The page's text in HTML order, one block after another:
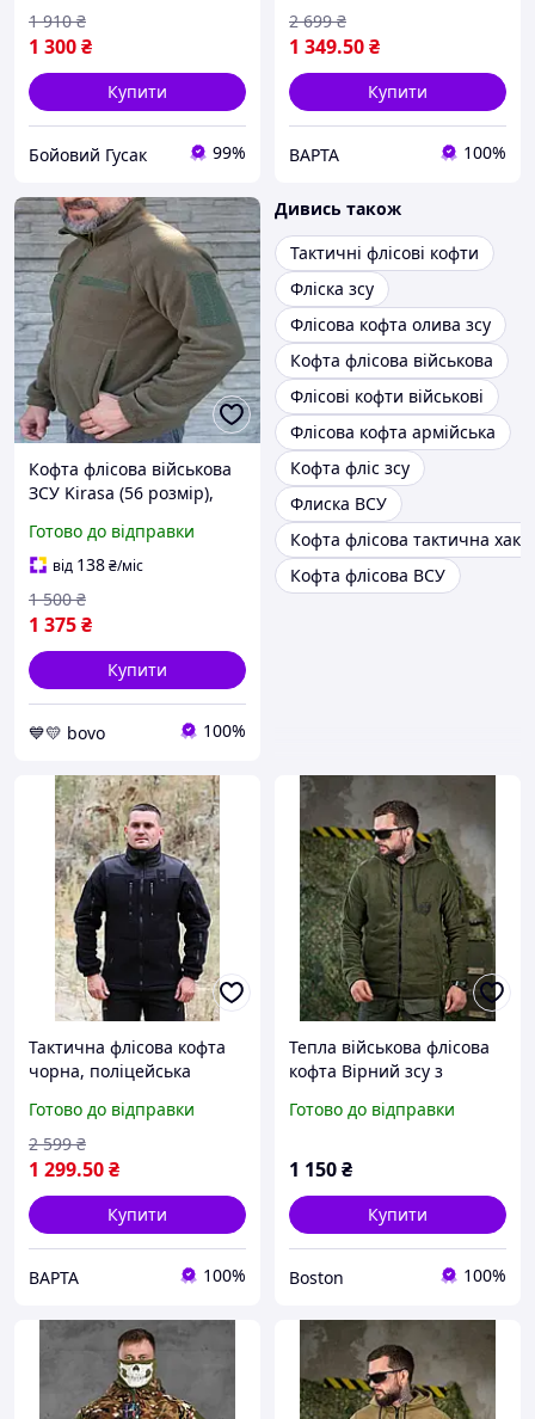
1 300₴
1 910 ₴
Купити
Бойовий Гусак 99%
1 349.50₴
2 699 ₴
Купити
ВАРТА 100%
Кофта флісова військова
ЗСУ Kirasa (56 розмір),
хакі, кофта фліс
армейська
Готово до відправки
від 138₴/міс
1 375₴
1 500 ₴
Купити
💙💛 bovo 100%
Дивись також
Тактичні флісові кофти
Фліска зсу
Флісова кофта олива зсу
Кофта флісова військова
Флісові кофти військові
Флісова кофта армійська
Кофта фліс зсу
Флиска ВСУ
Кофта флісова тактична хакі
Кофта флісова ВСУ
Тактична флісова кофта
чорна, поліцейська
флісова кофта зсу
Готово до відправки
1 299.50₴
2 599 ₴
Купити
ВАРТА 100%
Тепла військова флісова
кофта Вірний зсу з
військова кофта на флісі,
зсу _M2_zx8c
Готово до відправки
1 150₴
Купити
Boston 100%